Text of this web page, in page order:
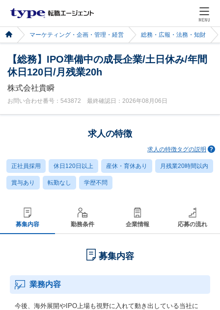
MENU
マーケティング・企画・管理・経営 総務・広報・法務・知財
【総務】IPO準備中の成長企業/土日休み/年間
休日120日/月残業20h
株式会社貴瞬
お問い合わせ番号：543872 最終確認日：2026年08月06日
求人の特徴
求人の特徴タグの説明
正社員採用 休日120日以上 産休・育休あり 月残業20時間以内
賞与あり 転勤なし 学歴不問
募集内容 勤務条件 企業情報 応募の流れ
募集内容
業務内容
今後、海外展開やIPO上場も視野に入れて動き出している当社に